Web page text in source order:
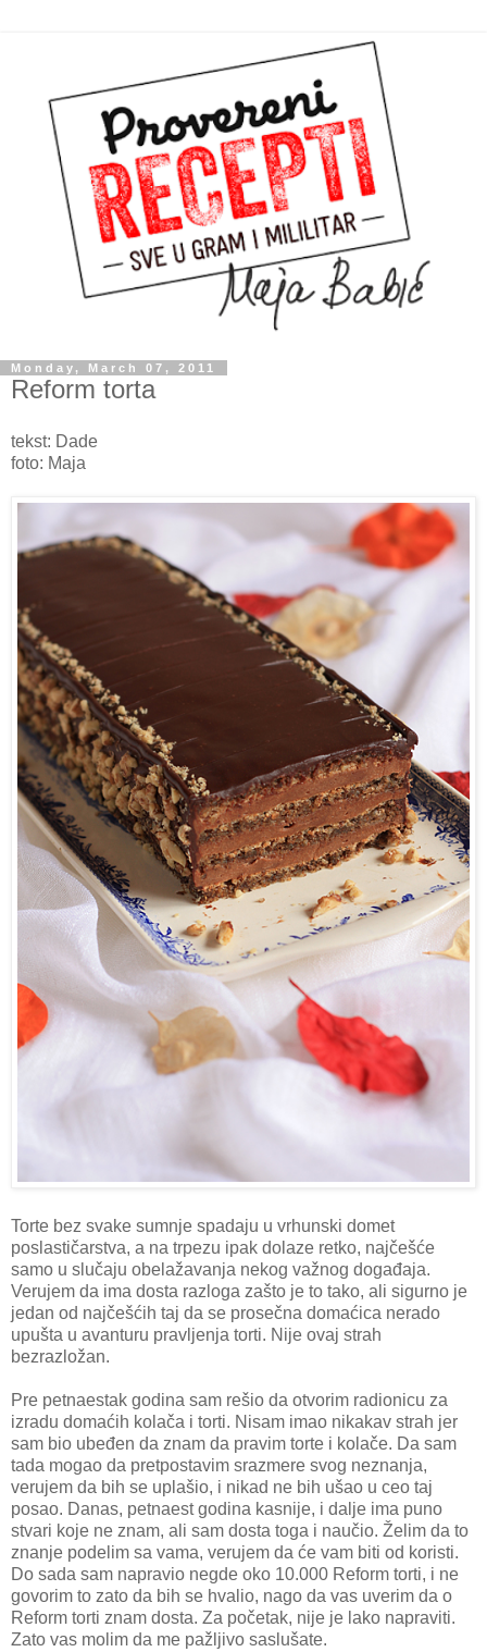
Monday, March 07, 2011
Reform torta
tekst: Dade
foto: Maja
Torte bez svake sumnje spadaju u vrhunski domet
poslastičarstva, a na trpezu ipak dolaze retko, najčešće
samo u slučaju obelažavanja nekog važnog događaja.
Verujem da ima dosta razloga zašto je to tako, ali sigurno je
jedan od najčešćih taj da se prosečna domaćica nerado
upušta u avanturu pravljenja torti. Nije ovaj strah
bezrazložan.
Pre petnaestak godina sam rešio da otvorim radionicu za
izradu domaćih kolača i torti. Nisam imao nikakav strah jer
sam bio ubeđen da znam da pravim torte i kolače. Da sam
tada mogao da pretpostavim srazmere svog neznanja,
verujem da bih se uplašio, i nikad ne bih ušao u ceo taj
posao. Danas, petnaest godina kasnije, i dalje ima puno
stvari koje ne znam, ali sam dosta toga i naučio. Želim da to
znanje podelim sa vama, verujem da će vam biti od koristi.
Do sada sam napravio negde oko 10.000 Reform torti, i ne
govorim to zato da bih se hvalio, nago da vas uverim da o
Reform torti znam dosta. Za početak, nije je lako napraviti.
Zato vas molim da me pažljivo saslušate.